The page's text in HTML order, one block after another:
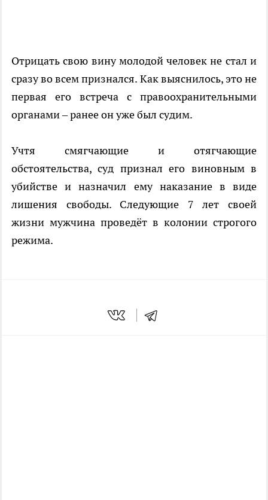
Отрицать свою вину молодой человек не стал и
сразу во всем признался. Как выяснилось, это не
первая его встреча с правоохранительными
органами – ранее он уже был судим.
Учтя смягчающие и отягчающие
обстоятельства, суд признал его виновным в
убийстве и назначил ему наказание в виде
лишения свободы. Следующие 7 лет своей
жизни мужчина проведёт в колонии строгого
режима.